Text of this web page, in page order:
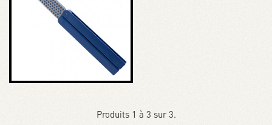
Produits 1 à 3 sur 3.